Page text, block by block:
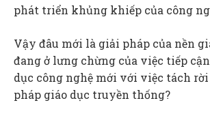
phát triển khủng khiếp của công
Vậy đâu mới là giải pháp của nền
đang ở lưng chừng của việc tiếp
dục công nghệ mới với việc tách
pháp giáo dục truyền thống?